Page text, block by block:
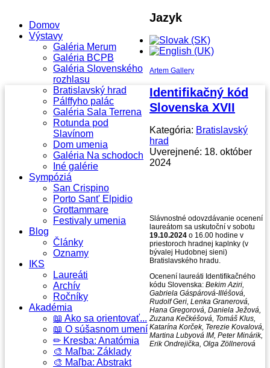
Domov
Výstavy
Galéria Merum
Galéria BCPB
Galéria Slovenského
rozhlasu
Bratislavský hrad
Pálffyho palác
Galéria Sala Terrena
Rotunda pod
Slavínom
Dom umenia
Galéria Na schodoch
Iné galérie
Sympóziá
San Crispino
Porto Sant' Elpidio
Grottammare
Festivaly umenia
Blog
Články
Oznamy
IKS
Laureáti
Archív
Ročníky
Akadémia
📖 Ako sa orientovať...
📖 O súšasnom umení
✏ Kresba: Anatómia
🎨 Maľba: Základy
🎨 Maľba: Abstrakt
Jazyk
Artem Gallery
Identifikačný kód
Slovenska XVII
Kategória: Bratislavský
hrad
Uverejnené: 18. október
2024
Slávnostné odovzdávanie ocenení
laureátom sa uskutoční v sobotu
19.10.2024 o 16.00 hodine v
priestoroch hradnej kaplnky (v
bývalej Hudobnej sieni)
Bratislavského hradu.
Ocenení laureáti Identifikačného
kódu Slovenska: Bekim Aziri,
Gabriela Gáspárová-Illéšová,
Rudolf Geri, Lenka Granerová,
Hana Gregorová, Daniela Ježová,
Zuzana Kečkéšová, Tomáš Klus,
Katarína Korček, Terezie Kovalová,
Martina Lubyová IM, Peter Minárik,
Erik Ondrejička, Olga Zöllnerová